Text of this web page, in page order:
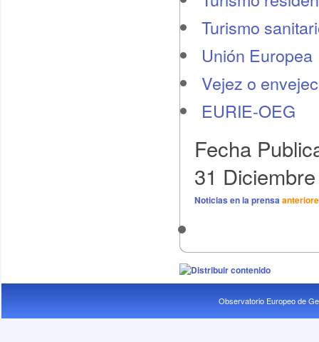
Turismo
Unión Europea
Vejez o
EURIE-OEG
Fecha
31
Noticias en la prensa
Observatorio Europeo de